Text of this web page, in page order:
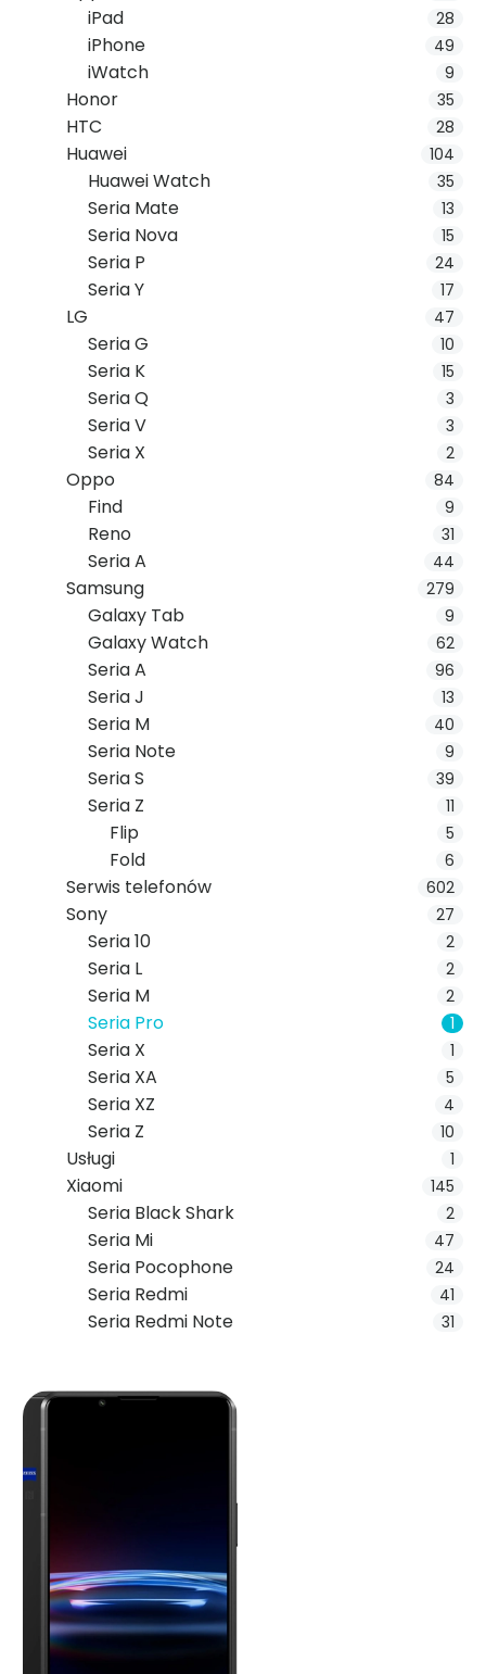
iPad 28
iPhone 49
iWatch 9
Honor 35
HTC 28
Huawei 104
Huawei Watch 35
Seria Mate 13
Seria Nova 15
Seria P 24
Seria Y 17
LG 47
Seria G 10
Seria K 15
Seria Q 3
Seria V 3
Seria X 2
Oppo 84
Find 9
Reno 31
Seria A 44
Samsung 279
Galaxy Tab 9
Galaxy Watch 62
Seria A 96
Seria J 13
Seria M 40
Seria Note 9
Seria S 39
Seria Z 11
Flip 5
Fold 6
Serwis telefonów 602
Sony 27
Seria 10 2
Seria L 2
Seria M 2
Seria Pro 1
Seria X 1
Seria XA 5
Seria XZ 4
Seria Z 10
Usługi 1
Xiaomi 145
Seria Black Shark 2
Seria Mi 47
Seria Pocophone 24
Seria Redmi 41
Seria Redmi Note 31